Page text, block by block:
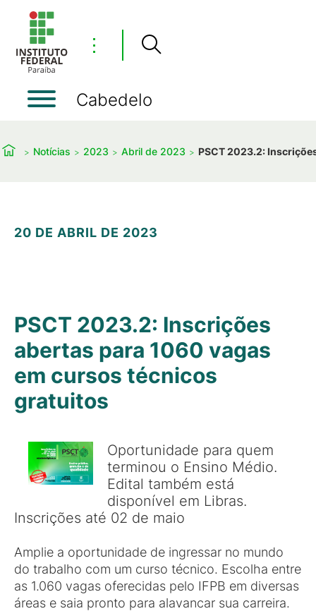
⋮
Cabedelo
Notícias 2023 Abril de 2023 PSCT 2023.2:
20 DE ABRIL DE 2023
PSCT 2023.2: Inscrições
abertas para 1060 vagas
em cursos técnicos
gratuitos
Oportunidade para quem
terminou o Ensino Médio.
Edital também está
disponível em Libras.
Inscrições até 02 de maio
Amplie a oportunidade de ingressar no mundo
do trabalho com um curso técnico. Escolha entre
as 1.060 vagas oferecidas pelo IFPB em diversas
áreas e saia pronto para alavancar sua carreira.